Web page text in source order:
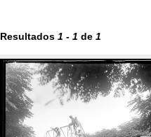
Resultados 1 - 1 de 1